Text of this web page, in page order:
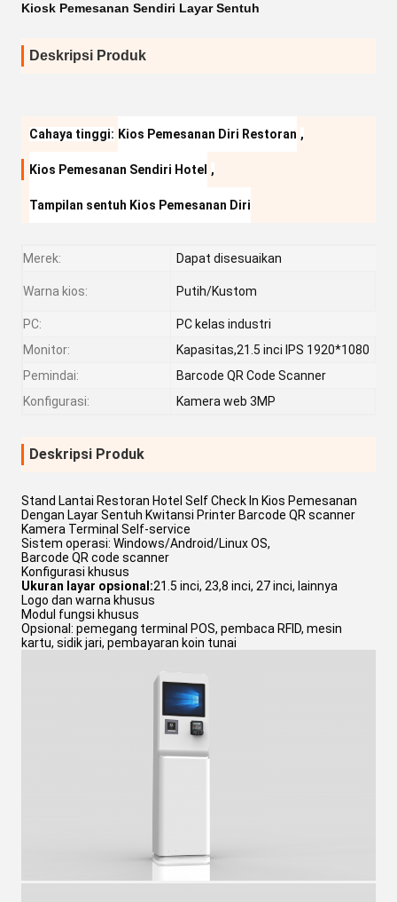
Kiosk Pemesanan Sendiri Layar Sentuh
Deskripsi Produk
Cahaya tinggi: Kios Pemesanan Diri Restoran ,
Kios Pemesanan Sendiri Hotel ,
Tampilan sentuh Kios Pemesanan Diri
Merek: Dapat disesuaikan
Warna kios: Putih/Kustom
PC:
PC kelas industri
Monitor:
Kapasitas,21.5 inci IPS 1920*1080
Pemindai:
Barcode QR Code Scanner
Konfigurasi:
Kamera web 3MP
Deskripsi Produk
Stand Lantai Restoran Hotel Self Check In Kios Pemesanan
Dengan Layar Sentuh Kwitansi Printer Barcode QR scanner
Kamera Terminal Self-service
Sistem operasi: Windows/Android/Linux OS,
Barcode QR code scanner
Konfigurasi khusus
Ukuran layar opsional:21.5 inci, 23,8 inci, 27 inci, lainnya
Logo dan warna khusus
Modul fungsi khusus
Opsional: pemegang terminal POS, pembaca RFID, mesin
kartu, sidik jari, pembayaran koin tunai